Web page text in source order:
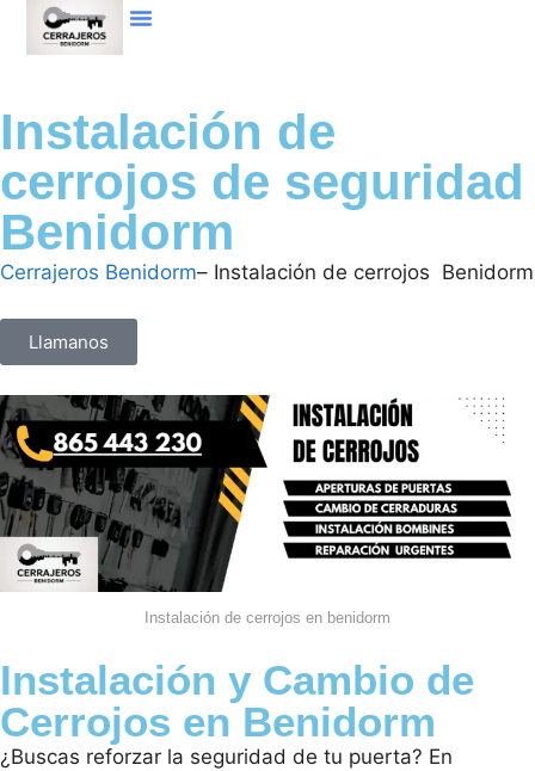
Instalación de
cerrojos de seguridad
Benidorm
Cerrajeros Benidorm– Instalación de cerrojos Benidorm
Llamanos
Instalación de cerrojos en benidorm
Instalación y Cambio de
Cerrojos en Benidorm
¿Buscas reforzar la seguridad de tu puerta? En